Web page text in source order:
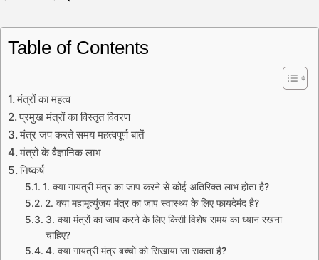
Table of Contents
मंत्रों का महत्व
प्रमुख मंत्रों का विस्तृत विवरण
मंत्र जप करते समय महत्वपूर्ण बातें
मंत्रों के वैज्ञानिक लाभ
निष्कर्ष
1. क्या गायत्री मंत्र का जाप करने से कोई अतिरिक्त लाभ होता है?
2. क्या महामृत्युंजय मंत्र का जाप स्वास्थ्य के लिए फायदेमंद है?
3. क्या मंत्रों का जाप करने के लिए किसी विशेष समय का ध्यान रखना
चाहिए?
4. क्या गायत्री मंत्र बच्चों को सिखाया जा सकता है?